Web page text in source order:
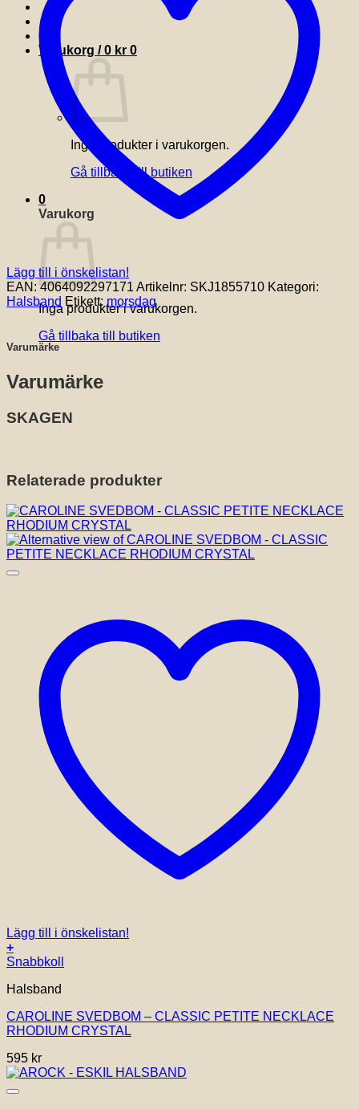
Varukorg /0 kr 0
Inga produkter i varukorgen.
Gå tillbaka till butiken
0
Varukorg
Inga produkter i varukorgen.
Gå tillbaka till butiken
Lägg till i önskelistan!
EAN:4064092297171 Artikelnr: SKJ1855710 Kategori:
Halsband Etikett: morsdag
Varumärke
Varumärke
SKAGEN
Relaterade produkter
Lägg till i önskelistan!
+
Snabbkoll
Halsband
CAROLINE SVEDBOM – CLASSIC PETITE NECKLACE
RHODIUM CRYSTAL
595 kr